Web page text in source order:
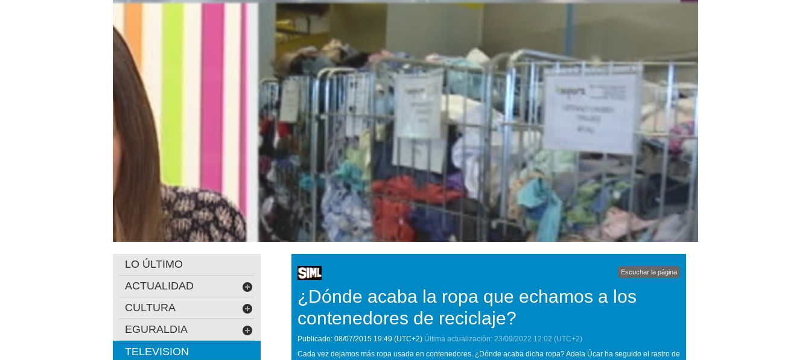
Escuchar la página
¿Dónde acaba la ropa que echamos a los
contenedores de reciclaje?
Publicado: 08/07/2015 19:49 (UTC+2) Última actualización: 23/09/2022 12:02 (UTC+2)
Cada vez dejamos más ropa usada en contenedores. ¿Dónde acaba dicha ropa? Adela Úcar ha seguido el rastro de
LO ÚLTIMO
ACTUALIDAD
CULTURA
EGURALDIA
TELEVISION